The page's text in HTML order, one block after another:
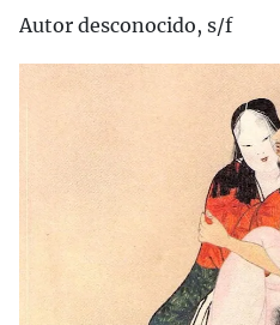
Autor desconocido, s/f